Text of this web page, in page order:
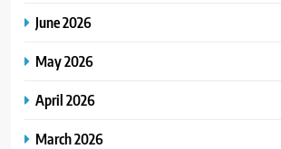
June 2026
May 2026
April 2026
March 2026